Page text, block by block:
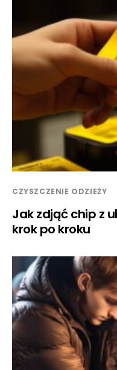
CZYSZCZENIE ODZIEŻY
Jak zdjąć chip z
krok po kroku